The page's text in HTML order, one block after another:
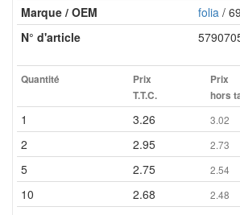
Marque / OEM
folia /
N° d'article
Quantité
Prix
T.T.C.
Prix
hors
1 3.26 3.02
2 2.95 2.73
5 2.75 2.54
10 2.68 2.48